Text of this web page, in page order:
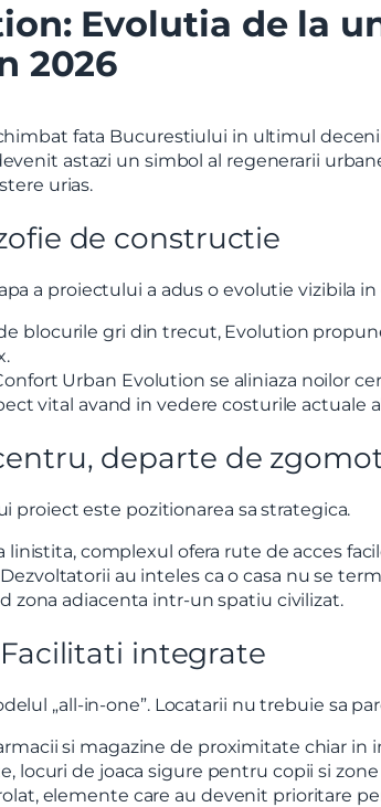
Evolutia de la
2026
fata Bucurestiului in ultimul
astazi un simbol al regenerarii
urias.
de constructie
a proiectului a adus o evolutie vizibila
blocurile gri din trecut, Evolution
Urban Evolution se aliniaza noilor
vital avand in vedere costurile actuale
departe de
proiect este pozitionarea sa strategica.
complexul ofera rute de acces
Dezvoltatorii au inteles ca o casa nu se
zona adiacenta intr-un spatiu civilizat.
integrate
„all-in-one”. Locatarii nu trebuie sa
si magazine de proximitate chiar in
locuri de joaca sigure pentru copii si
elemente care au devenit prioritare
Am citit si sunt de acord cutermenii si conditiile
prelucrarea datelor cu caracter personal